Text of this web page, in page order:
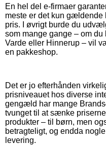
En hel del e-firmaer
meste er det kun gældende
pris. I øvrigt burde du
som mange gange – om
Varde eller Hinnerup – vil
en pakkeshop.
Det er jo efterhånden
prisniveauet hos diverse
gengæld har mange
tvunget til at sænke
produkter – til børn, men
betragteligt, og endda
levering.